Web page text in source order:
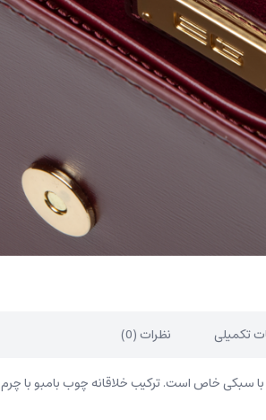
تکمیلی نظرات (0)
خاص است. ترکیب خلاقانه چوب بامبو با چرم